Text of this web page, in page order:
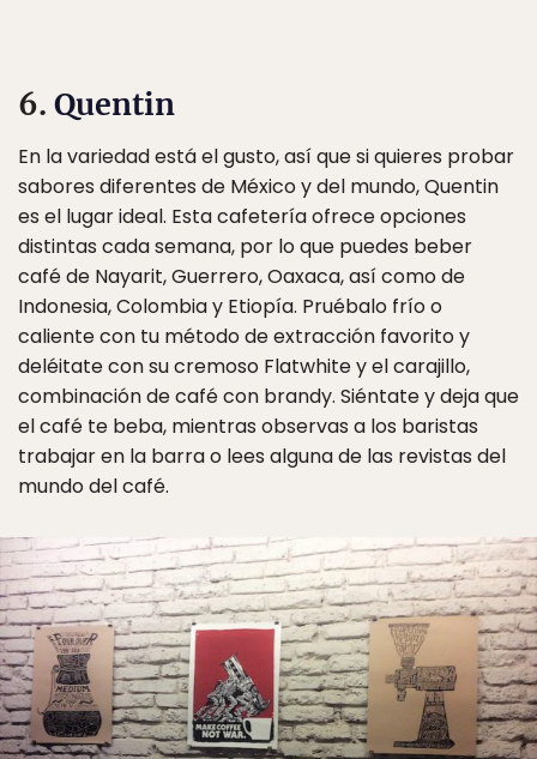
6. Quentin
En la variedad está el gusto, así que si quieres probar
sabores diferentes de México y del mundo, Quentin
es el lugar ideal. Esta cafetería ofrece opciones
distintas cada semana, por lo que puedes beber
café de Nayarit, Guerrero, Oaxaca, así como de
Indonesia, Colombia y Etiopía. Pruébalo frío o
caliente con tu método de extracción favorito y
deléitate con su cremoso Flatwhite y el carajillo,
combinación de café con brandy. Siéntate y deja que
el café te beba, mientras observas a los baristas
trabajar en la barra o lees alguna de las revistas del
mundo del café.
✖
Matador's Newsletter
Subscribe for exclusive city guides, travel videos, trip
giveaways and more!